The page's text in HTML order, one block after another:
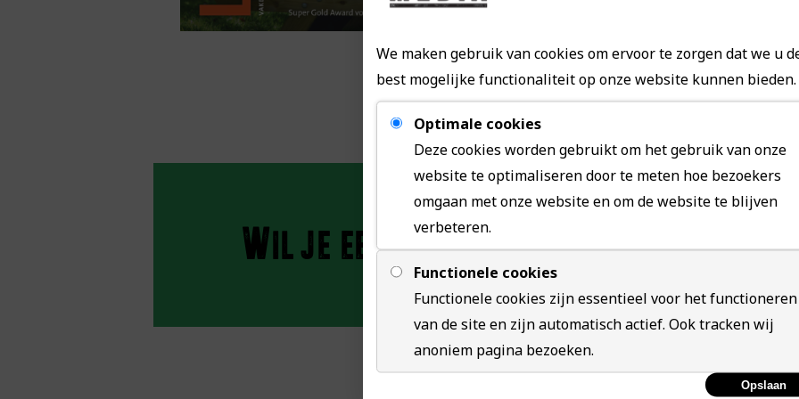
Wil je een vrijblijvend advies?
We maken gebruik van cookies om ervoor te zorgen dat we u
best mogelijke functionaliteit op onze website kunnen bieden.
Optimale cookies
Deze cookies worden gebruikt om het gebruik van onze
website te optimaliseren door te meten hoe bezoekers
omgaan met onze website en om de website te blijven
verbeteren.
Functionele cookies
Functionele cookies zijn essentieel voor het functioneren
van de site en zijn automatisch actief. Ook tracken wij
anoniem pagina bezoeken.
Opslaan